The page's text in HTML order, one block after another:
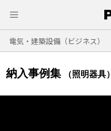
電気・建築設備（ビジネス）
納入事例集 （照明器具）